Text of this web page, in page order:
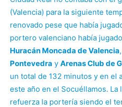
(Valencia) para la siguiente
renovado pese que había
portero valenciano había
Huracán Moncada de Valencia
Pontevedra y Arenas Club de
un total de 132 minutos y en el
este año en el Socuéllamos. La
refuerza la portería siendo el